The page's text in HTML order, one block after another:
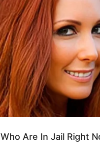
Are In Jail Right